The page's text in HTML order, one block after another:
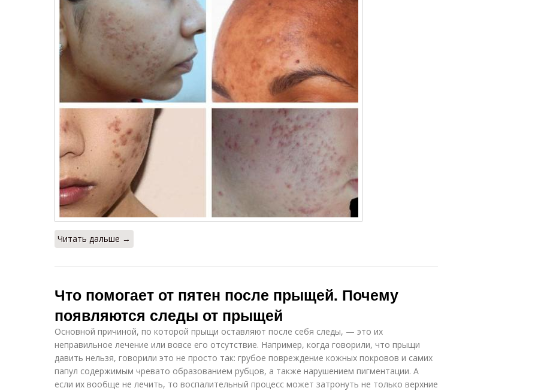
Читать дальше →
Что помогает от пятен после прыщей. Почему
появляются следы от прыщей
Основной причиной, по которой прыщи оставляют после себя следы, — это их
неправильное лечение или вовсе его отсутствие. Например, когда говорили, что прыщи
давить нельзя, говорили это не просто так: грубое повреждение кожных покровов и самих
папул содержимым чревато образованием рубцов, а также нарушением пигментации. А
если их вообще не лечить, то воспалительный процесс может затронуть не только верхние